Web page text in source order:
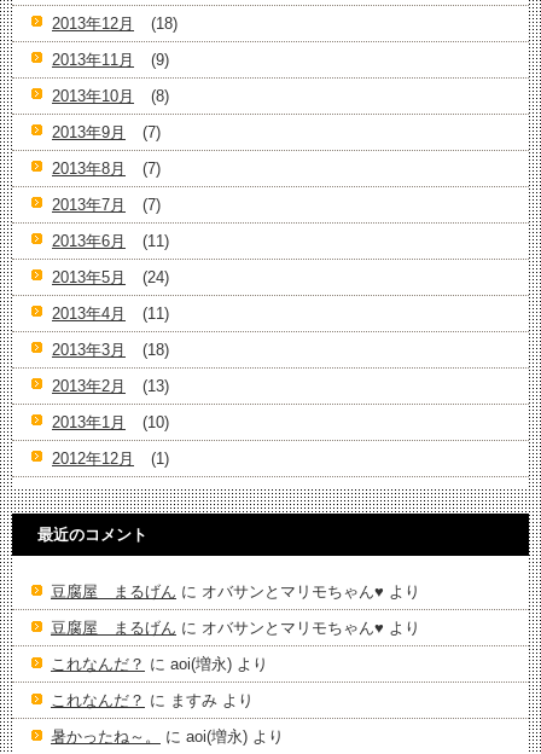
2013年12月
(18)
2013年11月
(9)
2013年10月
(8)
2013年9月
(7)
2013年8月
(7)
2013年7月
(7)
2013年6月
(11)
2013年5月
(24)
2013年4月
(11)
2013年3月
(18)
2013年2月
(13)
2013年1月
(10)
2012年12月
(1)
最近のコメント
豆腐屋 まるげん に オバサンとマリモちゃん♥️ より
豆腐屋 まるげん に オバサンとマリモちゃん♥️ より
これなんだ？ に aoi(増永) より
これなんだ？ に ますみ より
暑かったね～。
に aoi(増永) より